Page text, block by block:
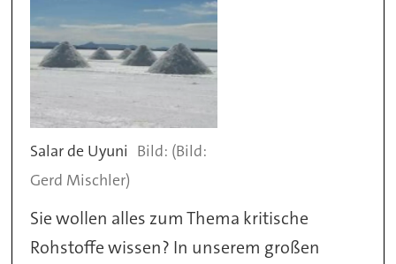
Salar de Uyuni
(Bild:
Gerd Mischler)
Sie wollen alles zum Thema kritische
Rohstoffe wissen? In unserem großen